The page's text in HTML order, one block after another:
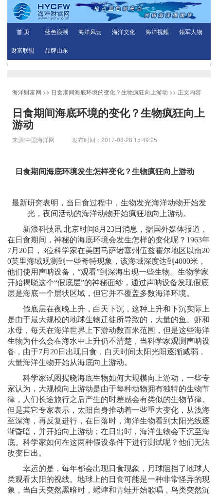
首 页 蓝色浪潮 海洋风云 海洋文化 海洋视频 领军人物
财富联盟 品牌山东
海洋财富网 >> 日食期间海底环境的变化？生物疯狂向上游动 >> 正文内容
日食期间海底环境的变化？生物疯狂向上
游动
来源:中国海洋网 发布时间：2017-08-28 15:49:25
日食期间海底环境发生怎样变化？生物疯狂向上游动
最新研究表明，当日食过程中，生物发光海洋动物开始发
光，夜间活动的海洋动物开始疯狂地向上游动。
新浪科技讯 北京时间8月23日消息，据国外媒体报道，
在日食期间，神秘的海底环境会发生怎样的变化呢？1963年
7月20日，3位科学家在美国马萨诸塞州伍兹霍尔地区以南20
0英里海域观测到一些奇特现象，该海域深度达到4000米，
他们使用声呐设备，“观看”到深海出现一些生物。生物学家
开始揭晓这个“假底层”的神秘面纱，通过声呐设备发现假底
层是海底一个层状区域，但它并不覆盖多数海洋环境。
假底层在夜晚上升，白天下沉，这种上升和下沉实际上
是由于最大规模的地球生物迁徙所导致的，大量的鱼、虾和
水母，每天在海洋世界上下游动数百米范围，但是这些海洋
生物为什么会在海水中上升仍不清楚，当科学家观测声呐设
备，由于7月20日出现日食，白天时间太阳光阳逐渐减弱，
大量海洋生物开始从海底向上游动。
科学家试图揭晓海底生物如何大规模向上游动，一些专
家认为，大规模向上游动是由于每种动物拥有独特的生物节
律，人们长途旅行之后产生的时差感会有类似的生物节律。
但是其它专家表示，太阳自身推动着一些重大变化，从浅海
至深海，再反复进行，在日落时，海洋生物看到太阳光线逐
渐昏暗，并开始向上游动；在日出时，海洋生物会下沉至海
底。科学家如何在这两种假设条件下进行测试呢？他们无法
改变日出。
幸运的是，每年都会出现日食现象，月球阻挡了地球人
类观看太阳的视线。地球上的日食可能是一种非常怪异的现
象，当白天突然黑暗时，蟋蟀和青蛙开始歌唱，鸟类突然沉